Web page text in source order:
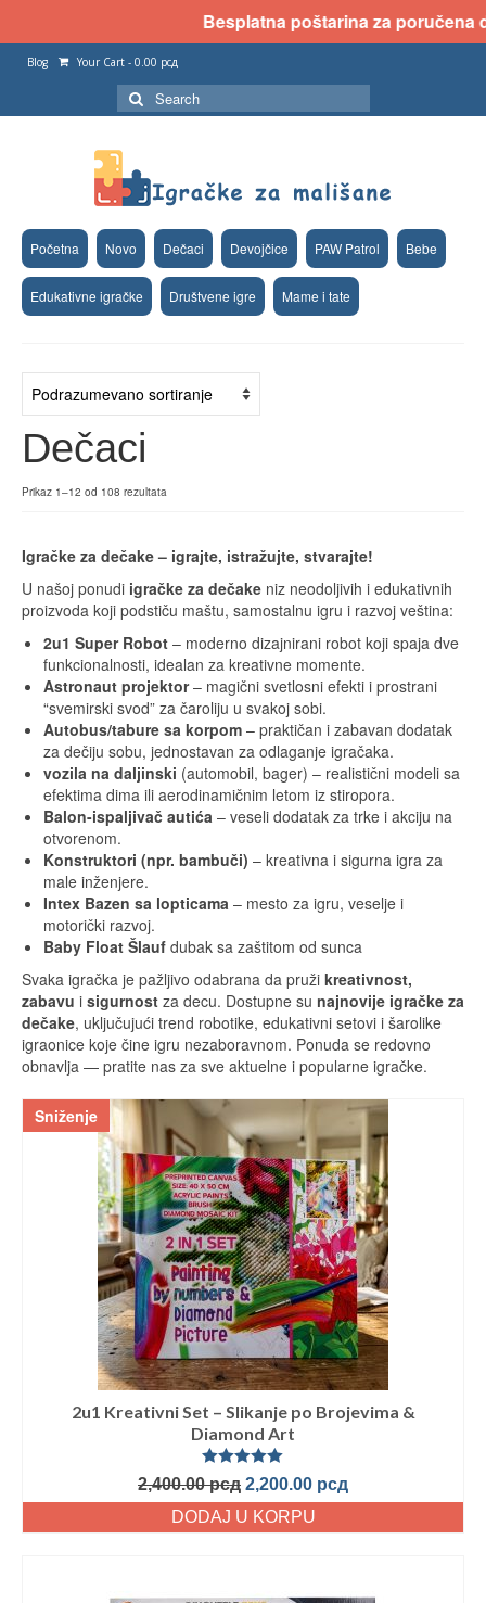
Besplatna poštarina za poručena
Blog Your Cart - 0.00 рсд
Search
for:
Početna Novo Dečaci Devojčice PAW Patrol Bebe
Edukativne igračke Društvene igre Mame i tate
Dečaci
Prikaz 1–12 od 108 rezultata
Igračke za dečake – igrajte, istražujte, stvarajte!
U našoj ponudi igračke za dečake niz neodoljivih i edukativnih
proizvoda koji podstiču maštu, samostalnu igru i razvoj veština:
2u1 Super Robot – moderno dizajnirani robot koji spaja dve
funkcionalnosti, idealan za kreativne momente.
Astronaut projektor– magični svetlosni efekti i prostrani
“svemirski svod” za čaroliju u svakoj sobi.
Autobus/tabure sa korpom – praktičan i zabavan dodatak
za dečiju sobu, jednostavan za odlaganje igračaka.
vozila na daljinski (automobil, bager) – realistični modeli sa
efektima dima ili aerodinamičnim letom iz stiropora.
Balon-ispaljivač autića – veseli dodatak za trke i akciju na
otvorenom.
Konstruktori (npr. bambuči) – kreativna i sigurna igra za
male inženjere.
Intex Bazen sa lopticama – mesto za igru, veselje i
motorički razvoj.
Baby Float Šlauf dubak sa zaštitom od sunca
Svaka igračka je pažljivo odabrana da pruži kreativnost,
zabavu i sigurnost za decu. Dostupne su najnovije igračke za
dečake, uključujući trend robotike, edukativni setovi i šarolike
igraonice koje čine igru nezaboravnom. Ponuda se redovno
obnavlja — pratite nas za sve aktuelne i popularne igračke.
Sniženje
2u1 Kreativni Set – Slikanje po Brojevima &
Diamond Art
Ocenjeno
sa5.00od
5
2,400.00рсд 2,200.00 рсд
DODAJ U KORPU